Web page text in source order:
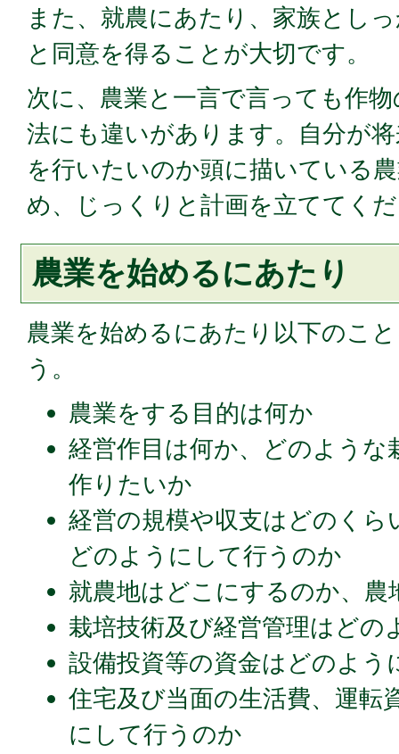
また、就農にあたり、家族とし
と同意を得ることが大切です。
次に、農業と一言で言っても作
法にも違いがあります。自分が
を行いたいのか頭に描いている
め、じっくりと計画を立ててく
農業を始めるにあたり
農業を始めるにあたり以下のこ
う。
農業をする目的は何か
経営作目は何か、どのような
作りたいか
経営の規模や収支はどのくら
どのようにして行うのか
就農地はどこにするのか、農
栽培技術及び経営管理はどの
設備投資等の資金はどのよう
住宅及び当面の生活費、運転
にして行うのか